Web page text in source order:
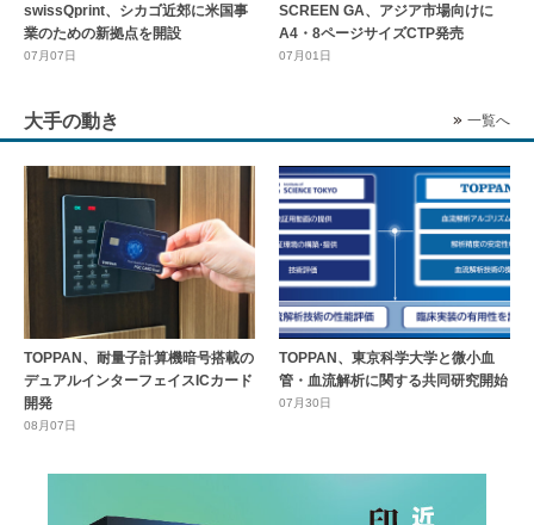
swissQprint、シカゴ近郊に⽶国事
業のための新拠点を開設
07月07日
SCREEN GA、アジア市場向けに
A4・8ページサイズCTP発売
07月01日
大手の動き 一覧へ
TOPPAN、耐量子計算機暗号搭載の
デュアルインターフェイスICカード
開発
08月07日
TOPPAN、東京科学大学と微小血
管・血流解析に関する共同研究開始
07月30日